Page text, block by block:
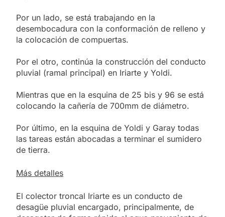
Por un lado, se está trabajando en la
desembocadura con la conformación de relleno y
la colocación de compuertas.
Por el otro, continúa la construcción del conducto
pluvial (ramal principal) en Iriarte y Yoldi.
Mientras que en la esquina de 25 bis y 96 se está
colocando la cañería de 700mm de diámetro.
Por último, en la esquina de Yoldi y Garay todas
las tareas están abocadas a terminar el sumidero
de tierra.
Más detalles
El colector troncal Iriarte es un conducto de
desagüe pluvial encargado, principalmente, de